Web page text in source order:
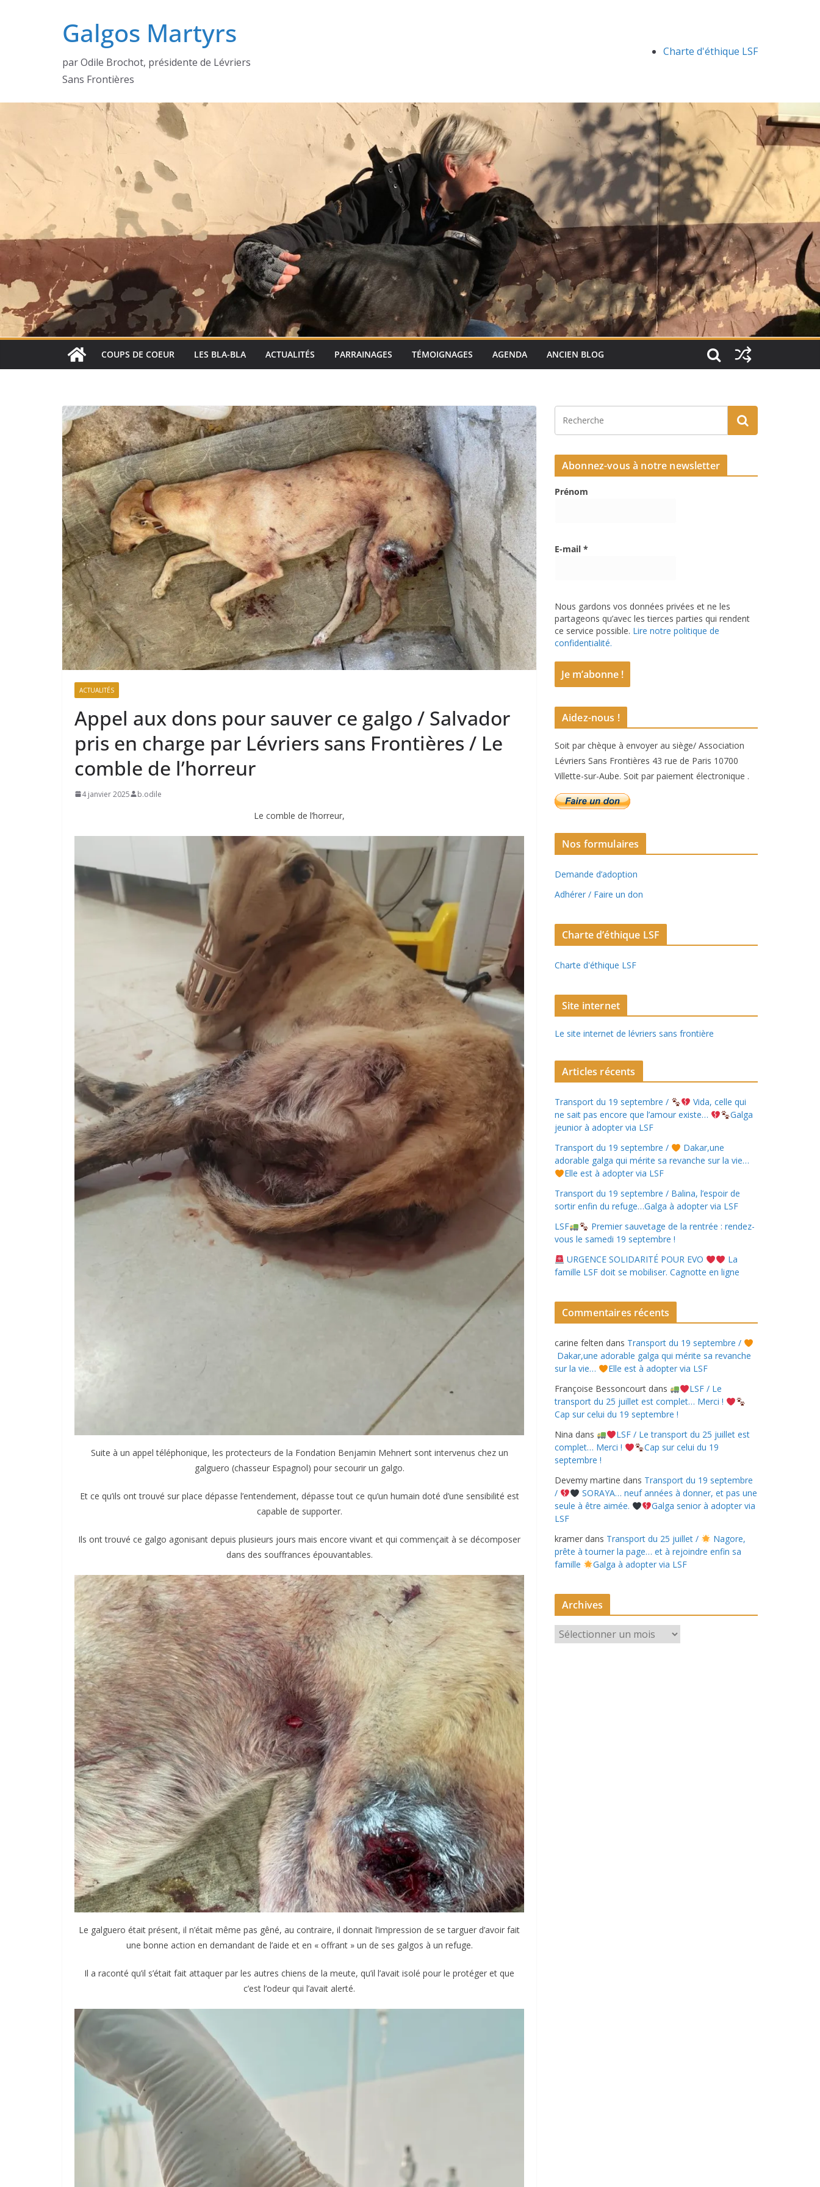
Galgos Martyrs
par Odile Brochot, présidente de Lévriers
Sans Frontières
Charte d'éthique LSF
COUPS DE COEUR LES BLA-BLA ACTUALITÉS PARRAINAGES TÉMOIGNAGES AGENDA ANCIEN BLOG
ACTUALITÉS
Appel aux dons pour sauver ce galgo / Salvador
pris en charge par Lévriers sans Frontières / Le
comble de l’horreur
4 janvier 2025 b.odile
Le comble de l’horreur,
Suite à un appel téléphonique, les protecteurs de la Fondation Benjamin Mehnert sont intervenus chez un
galguero (chasseur Espagnol) pour secourir un galgo.
Et ce qu’ils ont trouvé sur place dépasse l’entendement, dépasse tout ce qu’un humain doté d’une sensibilité est
capable de supporter.
Ils ont trouvé ce galgo agonisant depuis plusieurs jours mais encore vivant et qui commençait à se décomposer
dans des souffrances épouvantables.
Le galguero était présent, il n’était même pas gêné, au contraire, il donnait l’impression de se targuer d’avoir fait
une bonne action en demandant de l’aide et en « offrant » un de ses galgos à un refuge.
Il a raconté qu’il s’était fait attaquer par les autres chiens de la meute, qu’il l’avait isolé pour le protéger et que
c’est l’odeur qui l’avait alerté.
Abonnez-vous à notre newsletter
Prénom
E-mail *
Nous gardons vos données privées et ne les
partageons qu’avec les tierces parties qui rendent
ce service possible. Lire notre politique de
confidentialité.
Aidez-nous !
Soit par chèque à envoyer au siège/ Association
Lévriers Sans Frontières 43 rue de Paris 10700
Villette-sur-Aube. Soit par paiement électronique .
Nos formulaires
Demande d’adoption
Adhérer / Faire un don
Charte d’éthique LSF
Charte d'éthique LSF
Site internet
Le site internet de lévriers sans frontière
Articles récents
Transport du 19 septembre /
Vida, celle qui
ne sait pas encore que l’amour existe…
Galga
jeunior à adopter via LSF
Transport du 19 septembre /
Dakar,une
adorable galga qui mérite sa revanche sur la vie…
Elle est à adopter via LSF
Transport du 19 septembre / Balina, l’espoir de
sortir enfin du refuge…Galga à adopter via LSF
LSF
Premier sauvetage de la rentrée : rendez-
vous le samedi 19 septembre !
URGENCE SOLIDARITÉ POUR EVO
La
famille LSF doit se mobiliser. Cagnotte en ligne
Commentaires récents
carine felten dans Transport du 19 septembre /
Dakar,une adorable galga qui mérite sa revanche
sur la vie…
Elle est à adopter via LSF
Françoise Bessoncourt dans
LSF / Le
transport du 25 juillet est complet… Merci !
Cap sur celui du 19 septembre !
Nina dans
LSF / Le transport du 25 juillet est
complet… Merci !
Cap sur celui du 19
septembre !
Devemy martine dans Transport du 19 septembre
/
SORAYA… neuf années à donner, et pas une
seule à être aimée.
Galga senior à adopter via
LSF
kramer dans Transport du 25 juillet /
Nagore,
prête à tourner la page… et à rejoindre enfin sa
famille
Galga à adopter via LSF
Archives